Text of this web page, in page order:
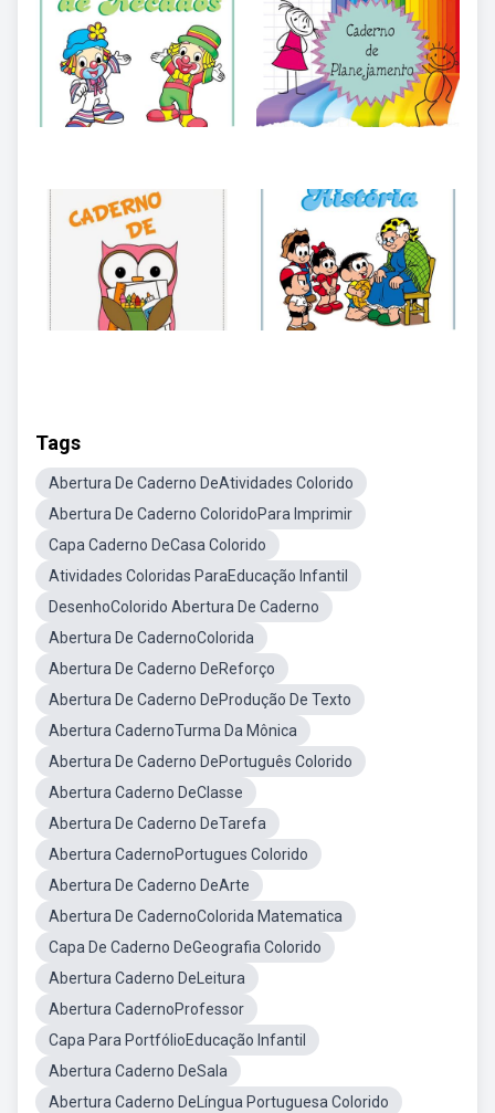
Tags
Abertura De Caderno DeAtividades Colorido
Abertura De Caderno ColoridoPara Imprimir
Capa Caderno DeCasa Colorido
Atividades Coloridas ParaEducação Infantil
DesenhoColorido Abertura De Caderno
Abertura De CadernoColorida
Abertura De Caderno DeReforço
Abertura De Caderno DeProdução De Texto
Abertura CadernoTurma Da Mônica
Abertura De Caderno DePortuguês Colorido
Abertura Caderno DeClasse
Abertura De Caderno DeTarefa
Abertura CadernoPortugues Colorido
Abertura De Caderno DeArte
Abertura De CadernoColorida Matematica
Capa De Caderno DeGeografia Colorido
Abertura Caderno DeLeitura
Abertura CadernoProfessor
Capa Para PortfólioEducação Infantil
Abertura Caderno DeSala
Abertura Caderno DeLíngua Portuguesa Colorido